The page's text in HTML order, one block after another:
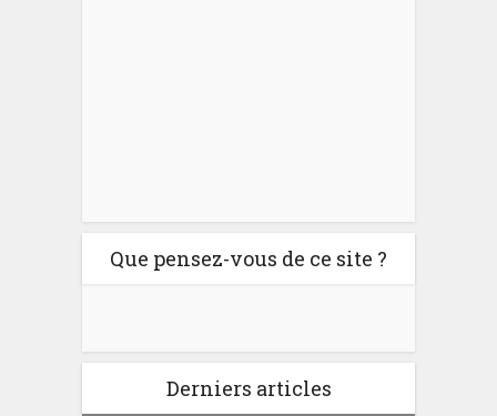
Que pensez-vous de ce site ?
Derniers articles